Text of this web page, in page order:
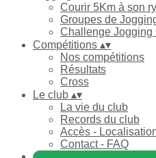
Courir 5Km à son
Groupes de
Challenge Jogging
Compétitions ▴▾
Nos compétitions
Résultats
Cross
Le club ▴▾
La vie du club
Records du club
Accès -
Contact - FAQ